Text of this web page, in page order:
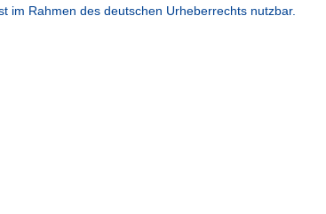
im Rahmen des deutschen Urheberrechts nutzbar.